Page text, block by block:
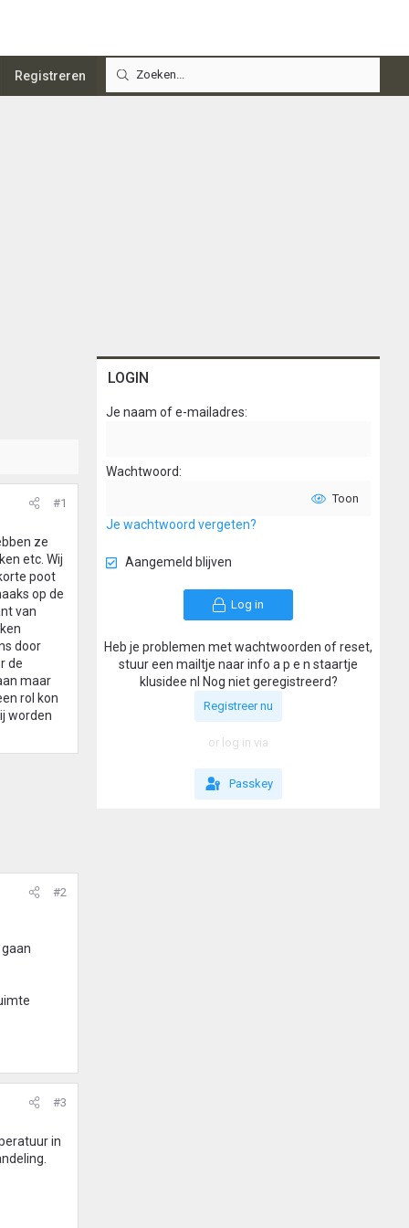
Registreren
#1
ze
etc. Wij
poot
op de
van
door
de
maar
rol kon
worden
#2
#3
in
LOGIN
Je naam of e-mailadres
Wachtwoord
Toon
Je wachtwoord vergeten?
Aangemeld blijven
Log in
Heb je problemen met wachtwoorden of reset,
stuur een mailtje naar info a p e n staartje
klusidee nl Nog niet geregistreerd?
Registreer nu
or log in via
Passkey